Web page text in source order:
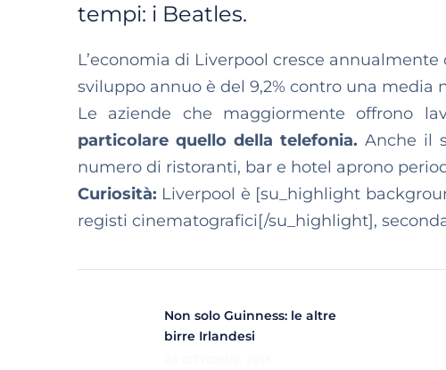
tempi: i Beatles.
L’economia di Liverpool cresce
sviluppo annuo è del 9,2% contro una media
Le aziende che maggiormente offrono
particolare quello della telefonia. Anche il
numero di ristoranti, bar e hotel aprono
Curiosità: Liverpool è [su_highlight
registi cinematografici[/su_highlight],
Non solo Guinness: le altre
birre Irlandesi